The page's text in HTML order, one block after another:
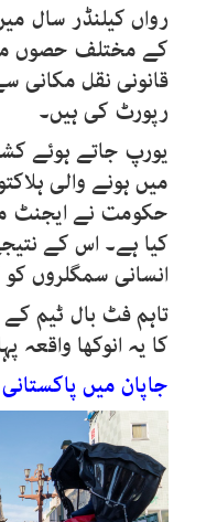
رواں کیلنڈر سال
کے مختلف حصوں
قانونی نقل مکانی
رپورٹ کی ہیں۔
یورپ جاتے ہوئے
میں ہونے والی
حکومت نے ایجنٹ
انسانی سمگلروں کو
تاہم فٹ بال ٹیم
کا یہ انوکھا واقعہ
جاپان میں